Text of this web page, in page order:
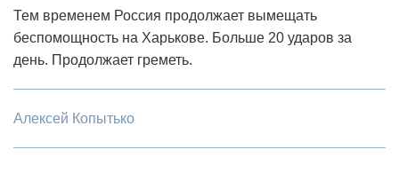
Тем временем Россия продолжает вымещать
беспомощность на Харькове. Больше 20 ударов за
день. Продолжает греметь.
Алексей Копытько